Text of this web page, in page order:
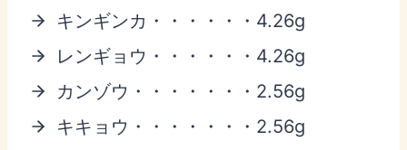
キンギンカ・・・・・・4.26g
レンギョウ・・・・・・4.26g
カンゾウ・・・・・・・2.56g
キキョウ・・・・・・・2.56g